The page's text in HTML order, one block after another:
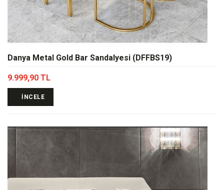
Danya Metal Gold Bar Sandalyesi (DFFBS19)
9.999,90 TL
İNCELE